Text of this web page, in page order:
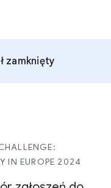
zamknięty
IN EUROPE 2024